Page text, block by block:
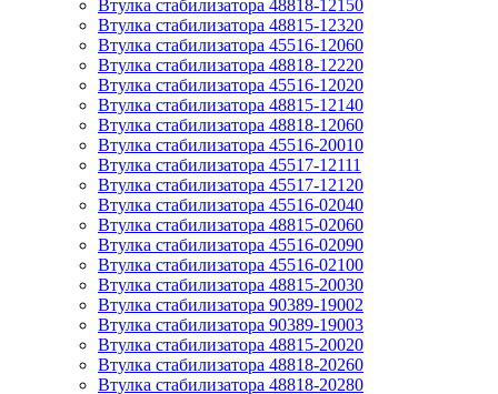
Втулка стабилизатора 48818-12150
Втулка стабилизатора 48815-12320
Втулка стабилизатора 45516-12060
Втулка стабилизатора 48818-12220
Втулка стабилизатора 45516-12020
Втулка стабилизатора 48815-12140
Втулка стабилизатора 48818-12060
Втулка стабилизатора 45516-20010
Втулка стабилизатора 45517-12111
Втулка стабилизатора 45517-12120
Втулка стабилизатора 45516-02040
Втулка стабилизатора 48815-02060
Втулка стабилизатора 45516-02090
Втулка стабилизатора 45516-02100
Втулка стабилизатора 48815-20030
Втулка стабилизатора 90389-19002
Втулка стабилизатора 90389-19003
Втулка стабилизатора 48815-20020
Втулка стабилизатора 48818-20260
Втулка стабилизатора 48818-20280